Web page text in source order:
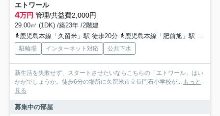
エトワール
4万円 管理/共益費2,000円
29.00㎡ (1DK) /築23年 /2階建
鹿児島本線「久留米」駅 徒歩20分
鹿児島本線「肥前旭」駅 徒歩40分
駐輪場 インターネット対応 公共下水
新生活を失敗せず、スタートさせたいならこちらの「エトワール」はい
かがでしょうか。徒歩6分の場所に久留米市立長門石小学校が... もっと
見る
募集中の部屋